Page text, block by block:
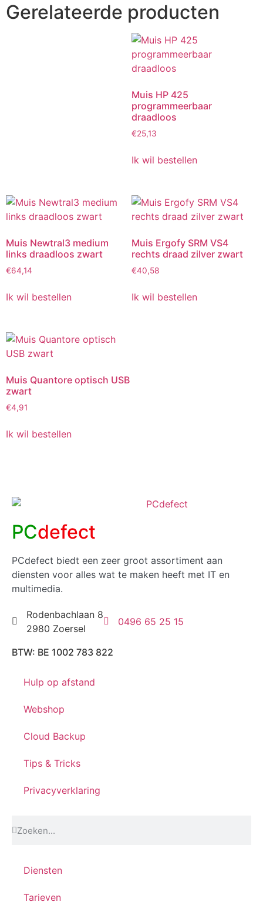
Gerelateerde producten
Muis HP 425
programmeerbaar
draadloos
€25,13
Ik wil bestellen
Muis Newtral3 medium
links draadloos zwart
€64,14
Ik wil bestellen
Muis Ergofy SRM VS4
rechts draad zilver zwart
€40,58
Ik wil bestellen
Muis Quantore optisch USB
zwart
€4,91
Ik wil bestellen
PCdefect
PCdefect biedt een zeer groot assortiment aan
diensten voor alles wat te maken heeft met IT en
multimedia.
Rodenbachlaan 8
2980 Zoersel
0496 65 25 15
BTW: BE 1002 783 822
Hulp op afstand
Webshop
Cloud Backup
Tips & Tricks
Privacyverklaring
Diensten
Tarieven